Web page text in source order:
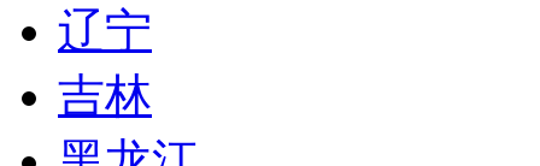
辽宁
吉林